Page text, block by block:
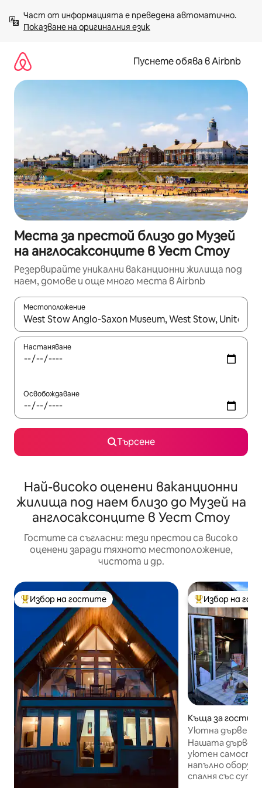
към
съдържанието
Показване на оригиналния език
Пуснете обява в Airbnb
Места за престой близо до Музей
на англосаксонците в Уест Стоу
Резервирайте уникални ваканционни жилища под
наем, домове и още много места в Airbnb
Местоположение
Когато резултатите се покажат, използвайте
Настаняване
Освобождаване
Търсене
Най-високо оценени ваканционни
жилища под наем близо до Музей на
англосаксонците в Уест Стоу
Гостите са съгласни: тези престои са високо
оценени заради тяхното местоположение,
чистота и др.
Най-популярен избор на гостите
Избор на гостите Най-популярен
Избор на
Къща за гости –
nds
Уютна дървена
електрическо
Нашата дървена
уютен
напълно
спалня със